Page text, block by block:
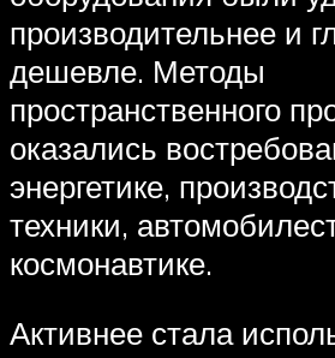
производительнее и
дешевле. Методы
пространственного
оказались
энергетике,
техники,
космонавтике.
Активнее стала